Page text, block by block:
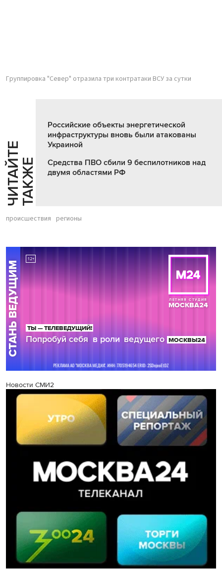
Группировка "Север" отразила три контратаки ВСУ за сутки
Ч
И
Т
АЙ
Т
Е
Т
А
К
ЖЕ
Российские объекты энергетической
инфраструктуры вновь были атакованы
Украиной
Средства ПВО сбили 9 беспилотников над
двумя областями РФ
происшествия регионы
Новости СМИ2